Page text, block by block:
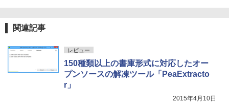
関連記事
レビュー
150種類以上の書庫形式に対応したオー
プンソースの解凍ツール「PeaExtracto
r」
2015年4月10日